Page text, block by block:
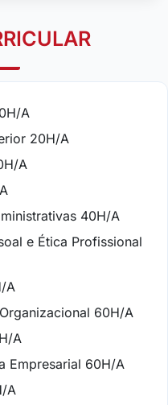
A
20H/A
A
40H/A
e Ética Profissional
A
60H/A
A
Empresarial 60H/A
A